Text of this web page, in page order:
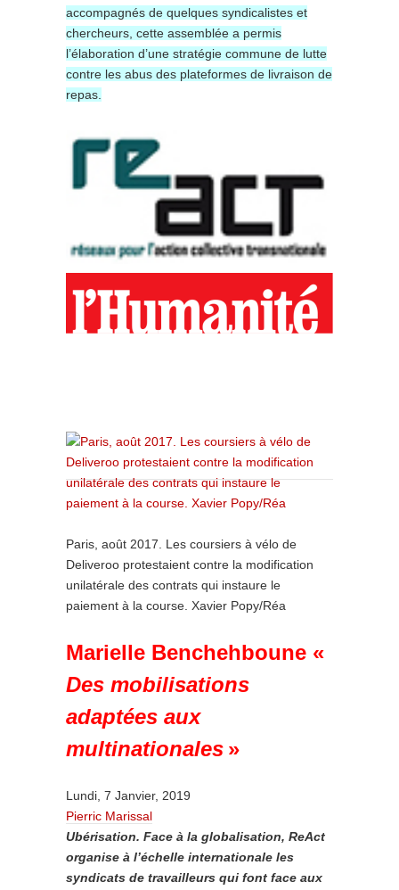
accompagnés de quelques syndicalistes et
chercheurs, cette assemblée a permis
l’élaboration d’une stratégie commune de lutte
contre les abus des plateformes de livraison de
repas.
Paris, août 2017. Les coursiers à vélo de
Deliveroo protestaient contre la modification
unilatérale des contrats qui instaure le
paiement à la course. Xavier Popy/Réa
Marielle Benchehboune «
Des mobilisations
adaptées aux
multinationales »
Lundi, 7 Janvier, 2019
Pierric Marissal
Ubérisation. Face à la globalisation, ReAct
organise à l’échelle internationale les
syndicats de travailleurs qui font face aux